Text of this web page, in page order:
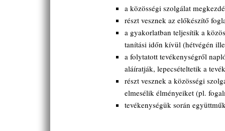
a közösségi szolgálat
részt vesznek az előkészítő
a gyakorlatban teljesítik a
tanítási időn kívül (hétvégén
a folytatott tevékenységről
aláíratják, lepecsételtetik a
részt vesznek a közösségi
elmesélik élményeiket (pl.
tevékenységük során